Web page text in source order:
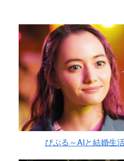
ぴぷる～AIと結婚生